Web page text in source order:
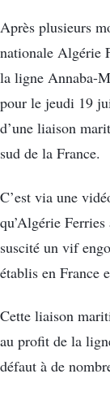
Après plusieurs
nationale Algérie
la ligne Annaba-
pour le jeudi 19
d’une liaison
sud de la France.
C’est via une
qu’Algérie
suscité un vif
établis en France
Cette liaison
au profit de la
défaut à de